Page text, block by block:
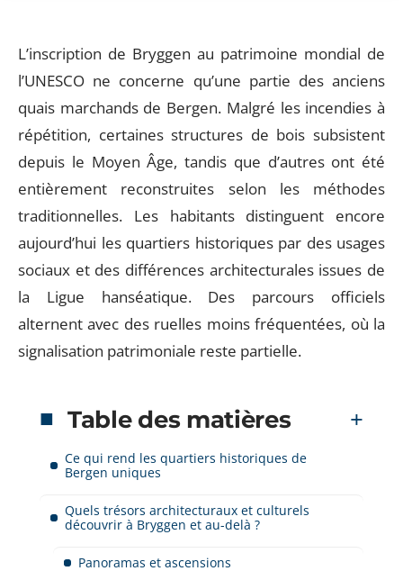
L’inscription de Bryggen au patrimoine mondial de
l’UNESCO ne concerne qu’une partie des anciens
quais marchands de Bergen. Malgré les incendies à
répétition, certaines structures de bois subsistent
depuis le Moyen Âge, tandis que d’autres ont été
entièrement reconstruites selon les méthodes
traditionnelles. Les habitants distinguent encore
aujourd’hui les quartiers historiques par des usages
sociaux et des différences architecturales issues de
la Ligue hanséatique. Des parcours officiels
alternent avec des ruelles moins fréquentées, où la
signalisation patrimoniale reste partielle.
Table des matières
Ce qui rend les quartiers historiques de
Bergen uniques
Quels trésors architecturaux et culturels
découvrir à Bryggen et au-delà ?
Panoramas et ascensions